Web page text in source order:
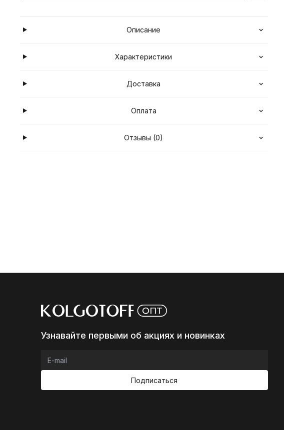
Описание
Характеристики
Доставка
Оплата
Отзывы (0)
Узнавайте первыми об акциях и новинках
Подписаться